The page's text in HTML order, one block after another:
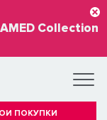
Collection
ПОКУПКИ